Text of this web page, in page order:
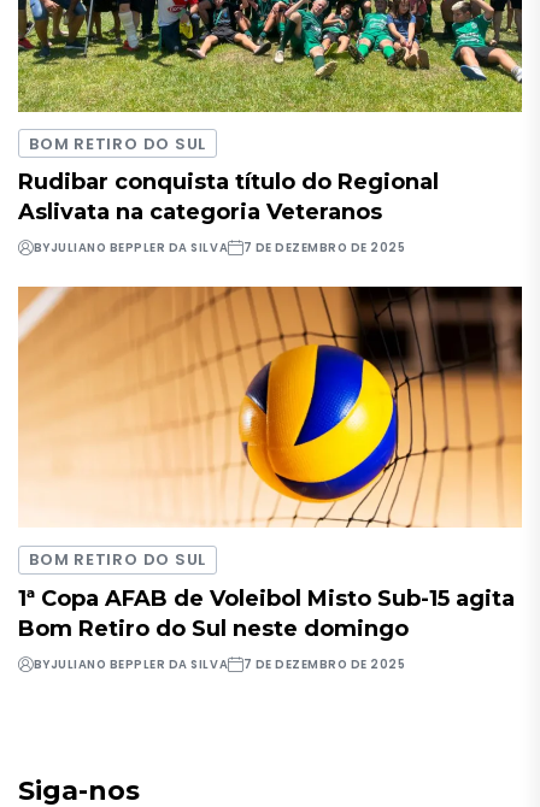
BOM RETIRO DO SUL
Rudibar conquista título do Regional
Aslivata na categoria Veteranos
BYJULIANO BEPPLER DA SILVA 7 DE DEZEMBRO DE 2025
BOM RETIRO DO SUL
1ª Copa AFAB de Voleibol Misto Sub-15 agita
Bom Retiro do Sul neste domingo
BYJULIANO BEPPLER DA SILVA 7 DE DEZEMBRO DE 2025
Siga-nos